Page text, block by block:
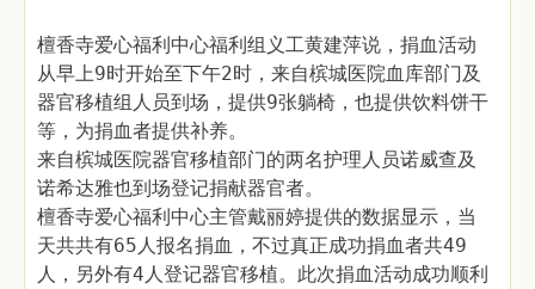
檀香寺爱心福利中心福利组义工黄建萍说，捐血活动
从早上9时开始至下午2时，来自槟城医院血库部门及
器官移植组人员到场，提供9张躺椅，也提供饮料饼干
等，为捐血者提供补养。
来自槟城医院器官移植部门的两名护理人员诺威查及
诺希达雅也到场登记捐献器官者。
檀香寺爱心福利中心主管戴丽婷提供的数据显示，当
天共共有65人报名捐血，不过真正成功捐血者共49
人，另外有4人登记器官移植。此次捐血活动成功顺利